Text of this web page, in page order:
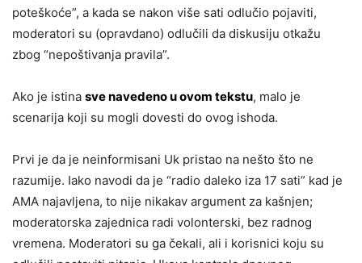
poteškoće”, a kada se nakon više sati odlučio pojaviti,
moderatori su (opravdano) odlučili da diskusiju otkažu
zbog “nepoštivanja pravila”.
Ako je istina sve navedeno u ovom tekstu, malo je
scenarija koji su mogli dovesti do ovog ishoda.
Prvi je da je neinformisani Uk pristao na nešto što ne
razumije. Iako navodi da je “radio daleko iza 17 sati” kad je
AMA najavljena, to nije nikakav argument za kašnjen;
moderatorska zajednica radi volonterski, bez radnog
vremena. Moderatori su ga čekali, ali i korisnici koju su